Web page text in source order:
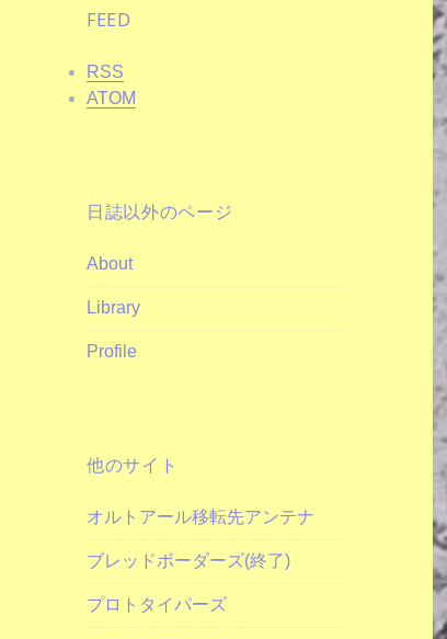
FEED
RSS
ATOM
日誌以外のページ
About
Library
Profile
他のサイト
オルトアール移転先アンテナ
ブレッドボーダーズ(終了)
プロトタイパーズ